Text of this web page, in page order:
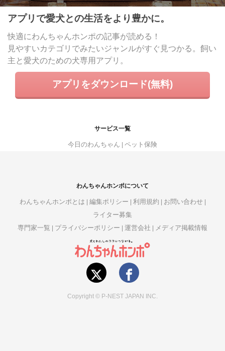
アプリで愛犬との生活をより豊かに。
快適にわんちゃんホンポの記事が読める！
見やすいカテゴリでみたいジャンルがすぐ見つかる。飼い
主と愛犬のための犬専用アプリ。
アプリをダウンロード(無料)
サービス一覧
今日のわんちゃん ペット保険
わんちゃんホンポについて
わんちゃんホンポとは 編集ポリシー 利用規約
お問い合わせ
ライター募集
専門家一覧
プライバシーポリシー 運営会社 メディア掲載情報
Copyright © P-NEST JAPAN INC.